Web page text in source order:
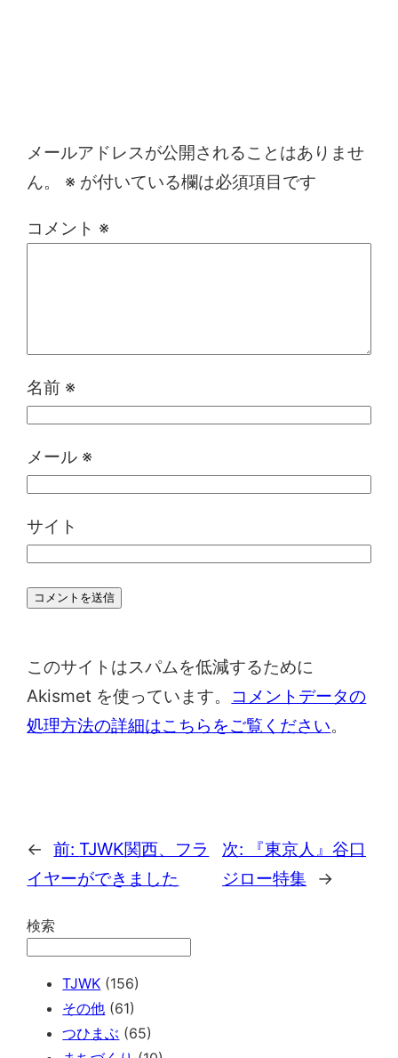
メールアドレスが公開されることはありませ
ん。
※ が付いている欄は必須項目です
コメント ※
名前 ※
メール ※
サイト
このサイトはスパムを低減するために
Akismet を使っています。
コメントデータの
処理方法の詳細はこちらをご覧ください。
← 前: TJWK関西、フラ
イヤーができました
次:
『東京人』谷口
ジロー特集 →
検索
TJWK (156)
その他 (61)
つひまぶ (65)